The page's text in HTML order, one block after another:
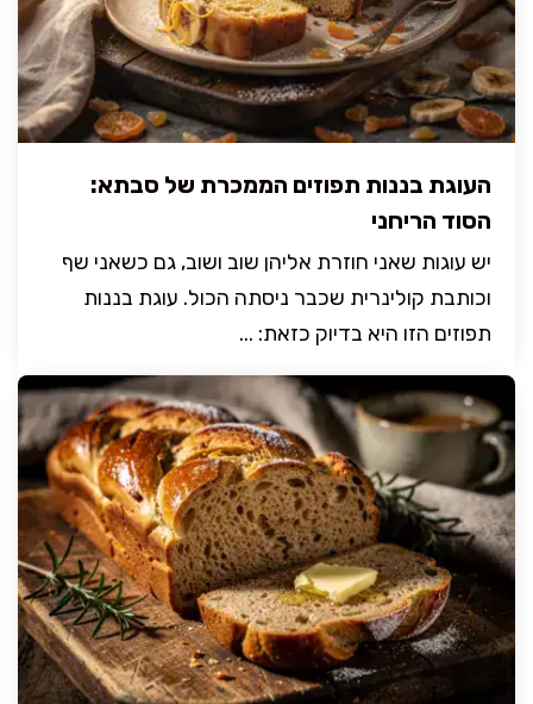
העוגת בננות תפוזים הממכרת של סבתא:
הסוד הריחני
יש עוגות שאני חוזרת אליהן שוב ושוב, גם כשאני שף
וכותבת קולינרית שכבר ניסתה הכול. עוגת בננות
תפוזים הזו היא בדיוק כזאת: ...